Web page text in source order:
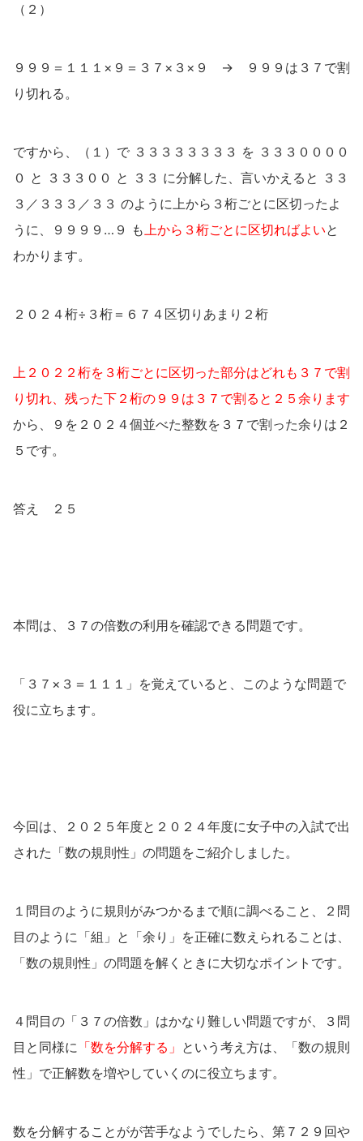
（２）
９９９＝１１１×９＝３７×３×９ → ９９９は３７で割
り切れる。
ですから、（１）で ３３３３３３３３ を ３３３００００
０ と ３３３００ と ３３ に分解した、言いかえると ３３
３／３３３／３３ のように上から３桁ごとに区切ったよ
うに、９９９９…９ も上から３桁ごとに区切ればよいと
わかります。
２０２４桁÷３桁＝６７４区切りあまり２桁
上２０２２桁を３桁ごとに区切った部分はどれも３７で割
り切れ、残った下２桁の９９は３７で割ると２５余ります
から、９を２０２４個並べた整数を３７で割った余りは２
５です。
答え ２５
本問は、３７の倍数の利用を確認できる問題です。
「３７×３＝１１１」を覚えていると、このような問題で
役に立ちます。
今回は、２０２５年度と２０２４年度に女子中の入試で出
された「数の規則性」の問題をご紹介しました。
１問目のように規則がみつかるまで順に調べること、２問
目のように「組」と「余り」を正確に数えられることは、
「数の規則性」の問題を解くときに大切なポイントです。
４問目の「３７の倍数」はかなり難しい問題ですが、３問
目と同様に 「数を分解する」 という考え方は、「数の規則
性」で正解数を増やしていくのに役立ちます。
数を分解することがが苦手なようでしたら、第７２９回や